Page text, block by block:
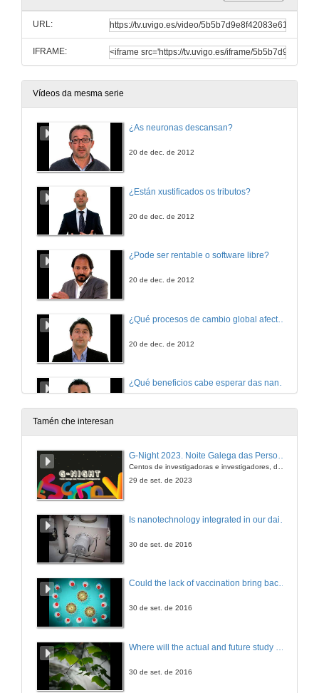
URL:
IFRAME:
Vídeos da mesma serie
¿As neuronas descansan?
20 de dec. de 2012
¿Están xustificados os tributos?
20 de dec. de 2012
¿Pode ser rentable o software libre?
20 de dec. de 2012
20 de dec. de 2012
¿Qué beneficios cabe esperar das nanotecnoloxías para consumidores e sociedade?
20 de dec. de 2012
20 de dec. de 2012
Tamén che interesan
G-Night 2023. Noite Galega das Persoas Investigadoras. Conciencias creativas
29 de set. de 2023
30 de set. de 2016
Could the lack of vaccination bring back erradicated diseases?
30 de set. de 2016
30 de set. de 2016